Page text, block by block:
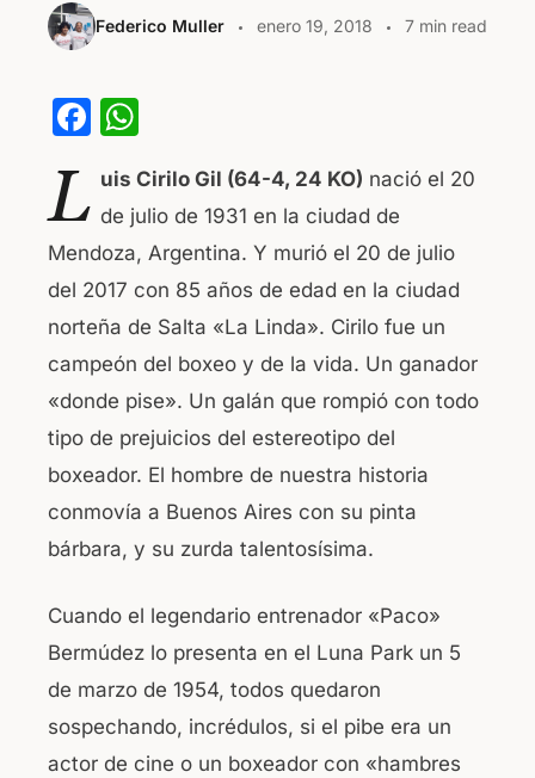
Federico Muller enero 19, 2018 7 min read
F
c
e
b
o
o
k
at
s
A
p
p
L uis Cirilo Gil (64-4, 24 KO) nació el 20
de julio de 1931 en la ciudad de
Mendoza, Argentina. Y murió el 20 de julio
del 2017 con 85 años de edad en la ciudad
norteña de Salta «La Linda». Cirilo fue un
campeón del boxeo y de la vida. Un ganador
«donde pise». Un galán que rompió con todo
tipo de prejuicios del estereotipo del
boxeador. El hombre de nuestra historia
conmovía a Buenos Aires con su pinta
bárbara, y su zurda talentosísima.
Cuando el legendario entrenador «Paco»
Bermúdez lo presenta en el Luna Park un 5
de marzo de 1954, todos quedaron
sospechando, incrédulos, si el pibe era un
actor de cine o un boxeador con «hambres